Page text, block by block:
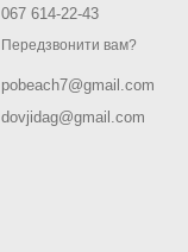
067 614-22-43
Передзвонити вам?
pobeach7@gmail.com
dovjidag@gmail.com